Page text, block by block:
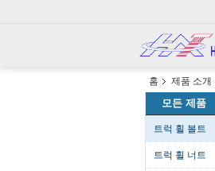
홈 제품 소개
모든 제품
트럭 휠 볼트
트럭 휠 너트